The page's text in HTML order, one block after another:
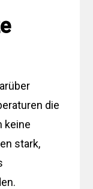
die
keine
stark,